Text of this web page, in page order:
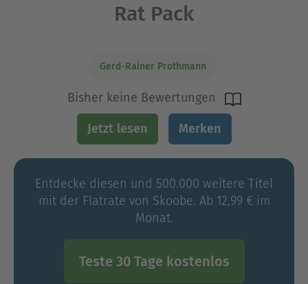
Rat Pack
Gerd-Rainer Prothmann
Bisher keine Bewertungen
Jetzt lesen Merken
Entdecke diesen und 500.000 weitere Titel
mit der Flatrate von Skoobe. Ab 12,99 € im
Monat.
Teste 30 Tage kostenlos